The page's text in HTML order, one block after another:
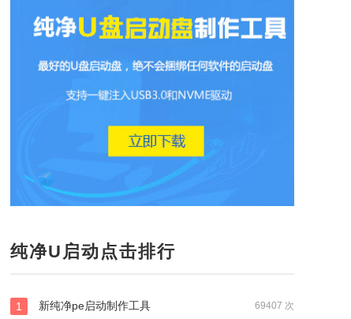
纯净U启动点击排行
69407 次
1 新纯净pe启动制作工具